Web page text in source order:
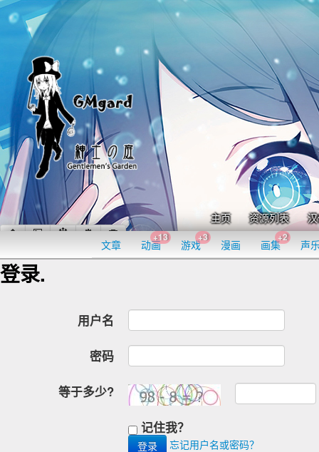
主页 资源列表
文章 动画
+13
游戏
+3
漫画 画集
+2
声
登录.
用户名
密码
等于多少?
记住我？
忘记用户名或密码？